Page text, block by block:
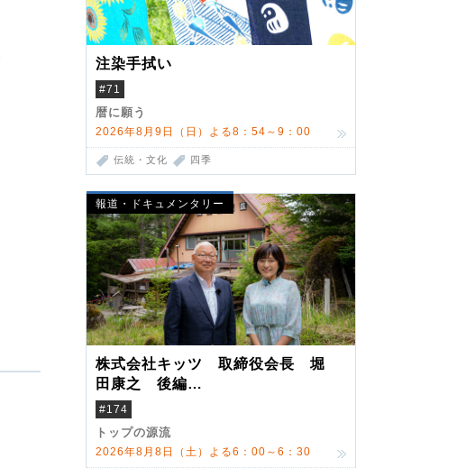
注染手拭い
#71
暦に願う
2026年8月9日（日）よる8：54～9：00
伝統・文化 四季
報道・ドキュメンタリー
株式会社キッツ 取締役会長 堀
田康之 後編
米国駐在でも浮かんだ八ヶ岳 山
小屋を営んだ父母
#174
トップの源流
2026年8月8日（土）よる6：00～6：30